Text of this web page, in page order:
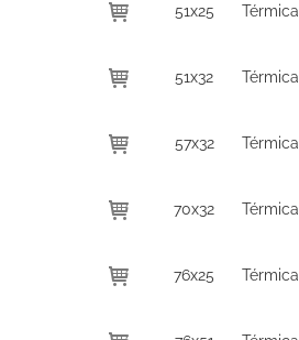
51x25 Térmica
51x32 Térmica
57x32 Térmica
70x32 Térmica
76x25 Térmica